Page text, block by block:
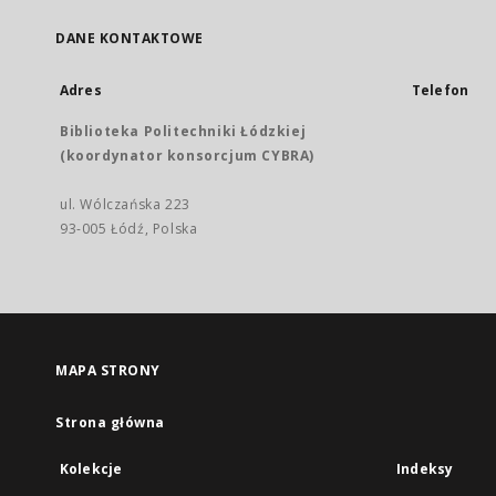
DANE KONTAKTOWE
Adres
Biblioteka Politechniki Łódzkiej
(koordynator konsorcjum CYBRA)
ul. Wólczańska 223
93-005 Łódź, Polska
Telefon
MAPA STRONY
Strona główna
Kolekcje Indeksy